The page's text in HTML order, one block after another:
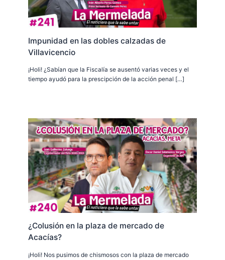
Impunidad en las dobles calzadas de
Villavicencio
¡Holi! ¿Sabían que la Fiscalía se ausentó varias veces y el
tiempo ayudó para la prescipción de la acción penal […]
¿Colusión en la plaza de mercado de
Acacías?
¡Holi! Nos pusimos de chismosos con la plaza de mercado